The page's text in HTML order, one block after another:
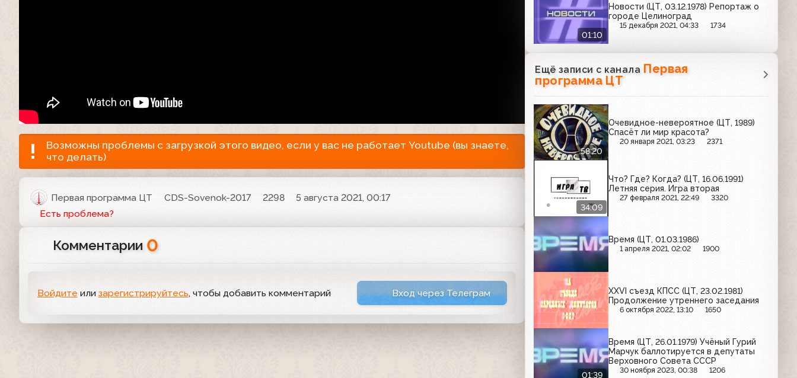
Возможны проблемы с загрузкой этого видео, если у вас не работает Youtube (вы знаете,
что делать)
Первая программа ЦТ CDS-Sovenok-2017 2298
5 августа 2021, 00:17
Есть проблема?
Комментарии 0
Войдите или зарегистрируйтесь, чтобы добавить комментарий Вход через Телеграм
01:10
Новости (ЦТ, 03.12.1978) Репортаж о
городе Целиноград
15 декабря 2021, 04:33 1734
Ещё записи с канала Первая
программа ЦТ
58:20
Очевидное-невероятное (ЦТ, 1989)
Спасёт ли мир красота?
20 января 2021, 03:23 2371
34:09
Что? Где? Когда? (ЦТ, 16.06.1991)
Летняя серия. Игра вторая
27 февраля 2021, 22:49 3320
Время (ЦТ, 01.03.1986)
1 апреля 2021, 02:02 1900
ХХVI съезд КПСС (ЦТ, 23.02.1981)
Продолжение утреннего заседания
6 октября 2022, 13:10 1650
01:39
Время (ЦТ, 26.01.1979) Учёный Гурий
Марчук баллотируется в депутаты
Верховного Совета СССР
30 ноября 2023, 00:38 1206